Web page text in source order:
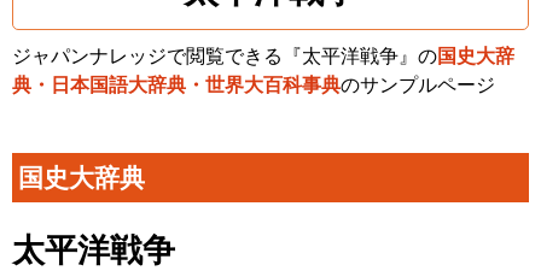
ジャパンナレッジで閲覧できる『太平洋戦争』の国史大辞
典・日本国語大辞典・世界大百科事典のサンプルページ
国史大辞典
太平洋戦争